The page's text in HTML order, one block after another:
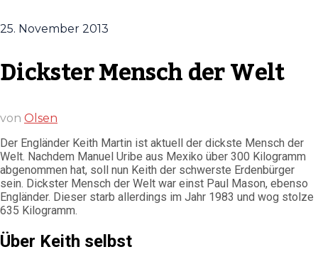
25. November 2013
Dickster Mensch der Welt
von Olsen
Der Engländer Keith Martin ist aktuell der dickste Mensch der
Welt. Nachdem Manuel Uribe aus Mexiko über 300 Kilogramm
abgenommen hat, soll nun Keith der schwerste Erdenbürger
sein. Dickster Mensch der Welt war einst Paul Mason, ebenso
Engländer. Dieser starb allerdings im Jahr 1983 und wog stolze
635 Kilogramm.
Über Keith selbst